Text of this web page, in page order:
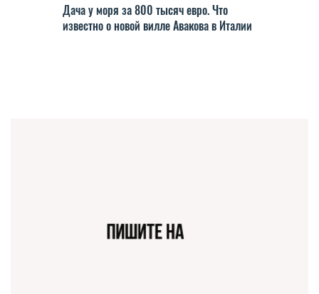
Дача у моря за 800 тысяч евро. Что
известно о новой вилле Авакова в Италии